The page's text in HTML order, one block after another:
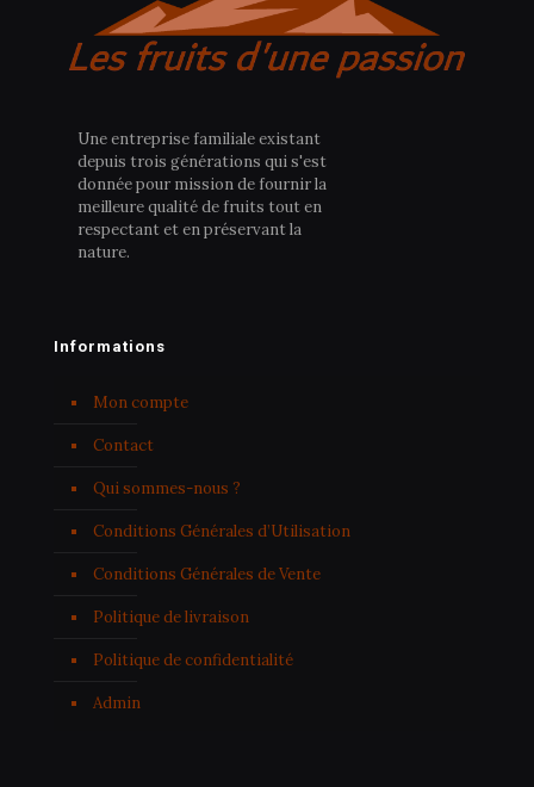
Une entreprise familiale existant
depuis trois générations qui s'est
donnée pour mission de fournir la
meilleure qualité de fruits tout en
respectant et en préservant la
nature.
Informations
Mon compte
Contact
Qui sommes-nous ?
Conditions Générales d’Utilisation
Conditions Générales de Vente
Politique de livraison
Politique de confidentialité
Admin